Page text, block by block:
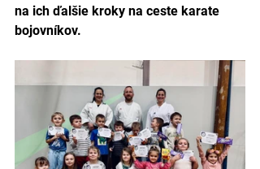
na ich ďalšie kroky na ceste karate
bojovníkov.